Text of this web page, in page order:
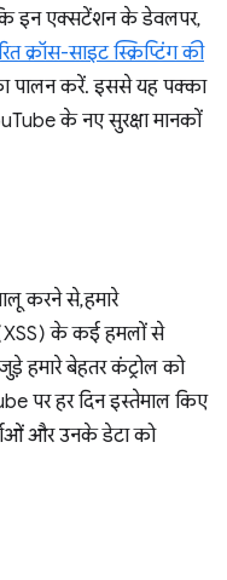
इन एक्सटेंशन के डेवलपर,
साइट स्क्रिप्टिंग की
पालन करें. इससे यह पक्का
के नए सुरक्षा मानकों
करने से, हमारे
(XSS) के कई हमलों से
हमारे बेहतर कंट्रोल को
पर हर दिन इस्तेमाल किए
और उनके डेटा को